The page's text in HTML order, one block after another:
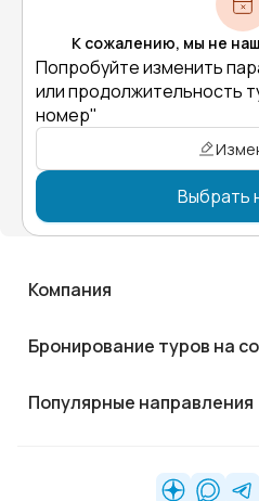
К сожалению, мы не
Попробуйте изменить
или продолжительность
номер"
Выбрать
Компания
Бронирование туров на
Популярные направления